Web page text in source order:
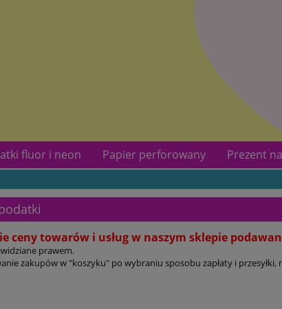
fluor i neon Papier perforowany
Prezent
ceny towarów i usług w naszym sklepie
prawem.
zakupów w "koszyku" po wybraniu sposobu zapłaty i